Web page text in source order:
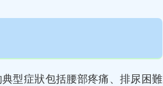
型症狀包括腰部疼痛、排尿困難